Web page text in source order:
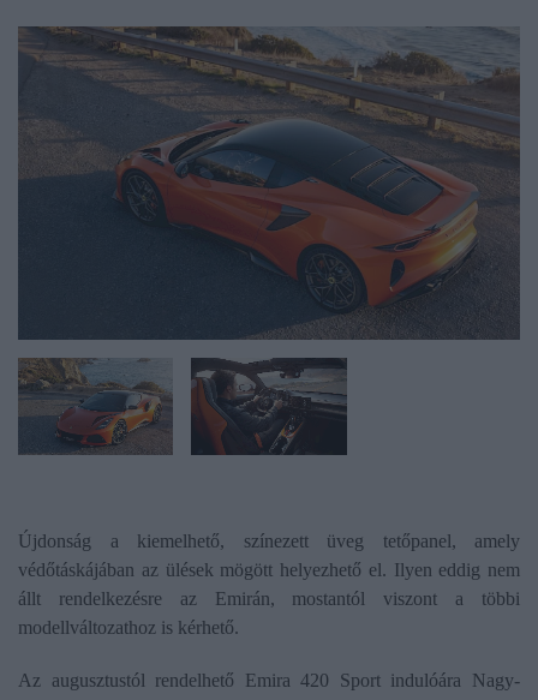
Újdonság a kiemelhető, színezett üveg tetőpanel, amely
védőtáskájában az ülések mögött helyezhető el. Ilyen eddig nem
állt rendelkezésre az Emirán, mostantól viszont a többi
modellváltozathoz is kérhető.
Az augusztustól rendelhető Emira 420 Sport indulóára Nagy-